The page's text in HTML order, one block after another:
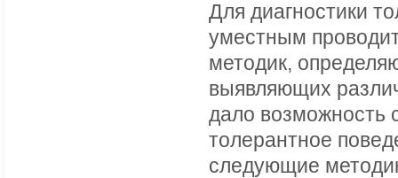
Для диагностики
уместным
методик,
выявляющих
дало возможность
толерантное
следующие